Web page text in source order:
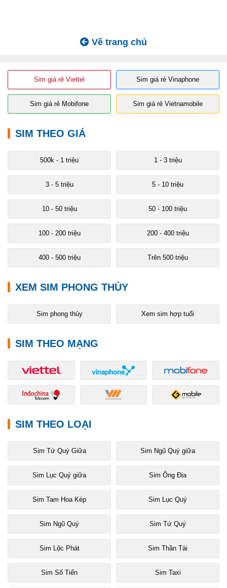
Về trang chủ
Sim giá rẻ Viettel Sim giá rẻ Vinaphone
Sim giá rẻ Mobifone Sim giá rẻ Vietnamobile
SIM THEO GIÁ
500k - 1 triệu 1 - 3 triệu
3 - 5 triệu 5 - 10 triệu
10 - 50 triệu 50 - 100 triệu
100 - 200 triệu 200 - 400 triệu
400 - 500 triệu Trên 500 triệu
XEM SIM PHONG THỦY
Sim phong thủy Xem sim hợp tuổi
SIM THEO MẠNG
SIM THEO LOẠI
Sim Tứ Quý Giữa Sim Ngũ Quý giữa
Sim Lục Quý giữa Sim Ông Địa
Sim Tam Hoa Kép Sim Lục Quý
Sim Ngũ Quý Sim Tứ Quý
Sim Lộc Phát Sim Thần Tài
Sim Số Tiến Sim Taxi